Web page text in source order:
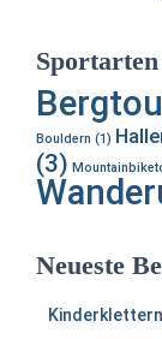
Sportarten
Bouldern (1)
(3)
Neueste